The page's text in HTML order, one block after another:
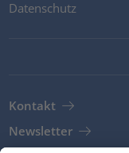
Datenschutz
Kontakt
Newsletter